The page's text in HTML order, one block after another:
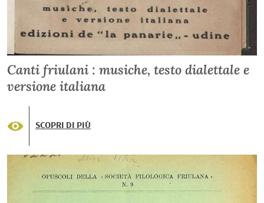
Canti friulani : musiche, testo dialettale e
versione italiana
SCOPRI DI PIÙ